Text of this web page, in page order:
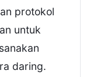
protokol
untuk
daring.